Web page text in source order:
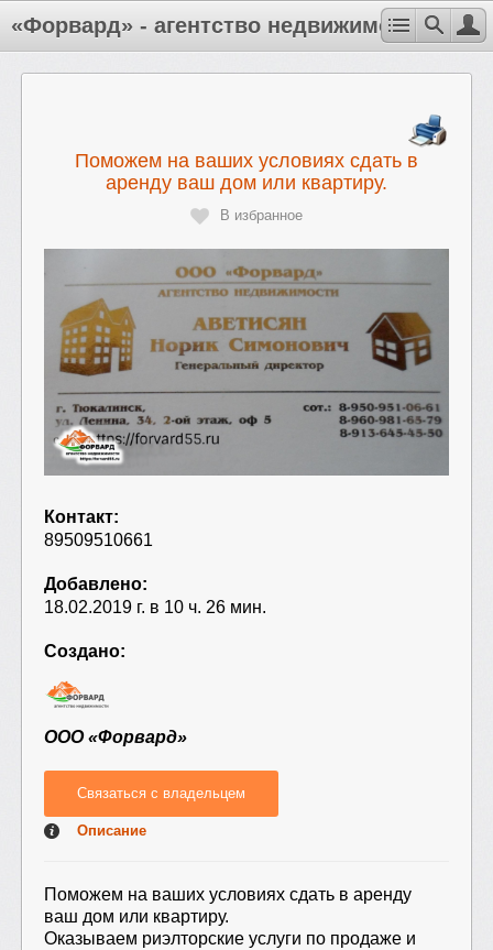
«Форвард» - агентство недвижимости
Поможем на ваших условиях сдать в
аренду ваш дом или квартиру.
В избранное
Контакт:
89509510661
Добавлено:
18.02.2019 г. в 10 ч. 26 мин.
Создано:
ООО «Форвард»
Связаться с владельцем
Ваше имя
Ваш email
Сообщение
Вложение (2MB -
doc,docx,pdf,zip,rar,jpg,png,bmp,JPG,PNG)
Отправить
Описание
Поможем на ваших условиях сдать в аренду
ваш дом или квартиру.
Оказываем риэлторские услуги по продаже и